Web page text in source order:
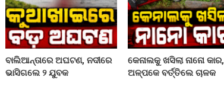
ବାଲିଆନ୍ତାରେ ଅଘଟଣ, ନଦୀରେ
ଭାସିଗଲେ ୨ ଯୁବକ
କେନାଲକୁ ଖସିଲା ନାନୋ କାର,
ଅଳ୍ପକେ ବର୍ତ୍ତିଲେ ଚାଳକ